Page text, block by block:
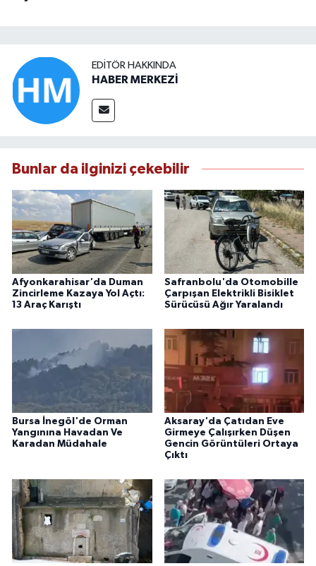
EDITÖR HAKKINDA
HABER MERKEZİ
Bunlar da ilginizi çekebilir
Afyonkarahisar'da Duman
Zincirleme Kazaya Yol Açtı:
13 Araç Karıştı
Safranbolu'da Otomobille
Çarpışan Elektrikli Bisiklet
Sürücüsü Ağır Yaralandı
Bursa İnegöl'de Orman
Yangınına Havadan Ve
Karadan Müdahale
Aksaray'da Çatıdan Eve
Girmeye Çalışırken Düşen
Gencin Görüntüleri Ortaya
Çıktı